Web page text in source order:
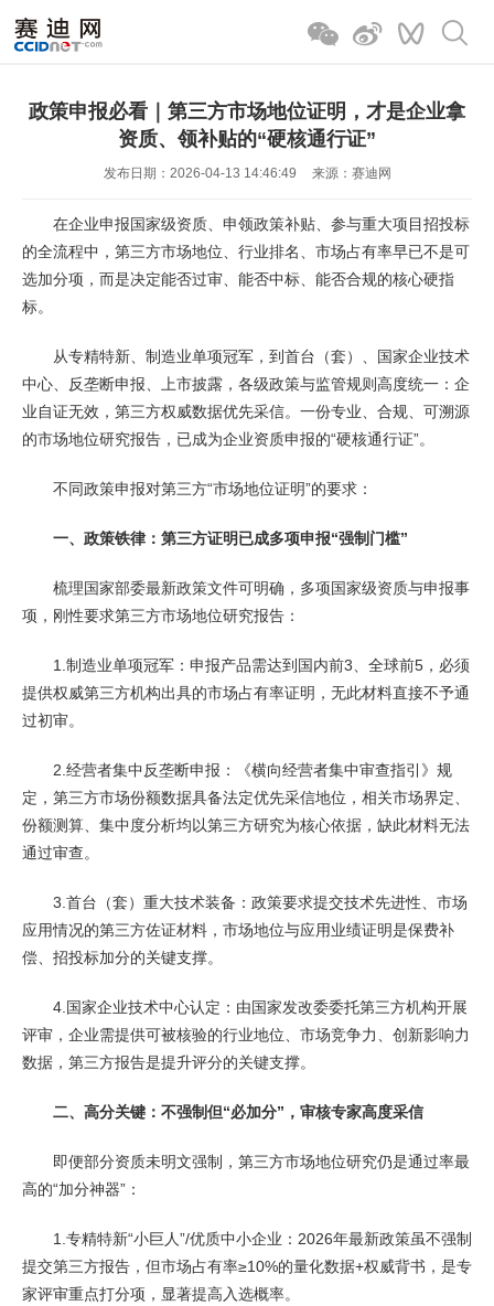
政策申报必看｜第三方市场地位证明，才是企业拿
资质、领补贴的“硬核通行证”
发布日期：2026-04-13 14:46:49 来源：赛迪网
在企业申报国家级资质、申领政策补贴、参与重大项目招投标
的全流程中，第三方市场地位、行业排名、市场占有率早已不是可
选加分项，而是决定能否过审、能否中标、能否合规的核心硬指
标。
从专精特新、制造业单项冠军，到首台（套）、国家企业技术
中心、反垄断申报、上市披露，各级政策与监管规则高度统一：企
业自证无效，第三方权威数据优先采信。一份专业、合规、可溯源
的市场地位研究报告，已成为企业资质申报的“硬核通行证”。
不同政策申报对第三方“市场地位证明”的要求：
一、政策铁律：第三方证明已成多项申报“强制门槛”
梳理国家部委最新政策文件可明确，多项国家级资质与申报事
项，刚性要求第三方市场地位研究报告：
1.制造业单项冠军：申报产品需达到国内前3、全球前5，必须
提供权威第三方机构出具的市场占有率证明，无此材料直接不予通
过初审。
2.经营者集中反垄断申报：《横向经营者集中审查指引》规
定，第三方市场份额数据具备法定优先采信地位，相关市场界定、
份额测算、集中度分析均以第三方研究为核心依据，缺此材料无法
通过审查。
3.首台（套）重大技术装备：政策要求提交技术先进性、市场
应用情况的第三方佐证材料，市场地位与应用业绩证明是保费补
偿、招投标加分的关键支撑。
4.国家企业技术中心认定：由国家发改委委托第三方机构开展
评审，企业需提供可被核验的行业地位、市场竞争力、创新影响力
数据，第三方报告是提升评分的关键支撑。
二、高分关键：不强制但“必加分”，审核专家高度采信
即便部分资质未明文强制，第三方市场地位研究仍是通过率最
高的“加分神器”：
1.专精特新“小巨人”/优质中小企业：2026年最新政策虽不强制
提交第三方报告，但市场占有率≥10%的量化数据+权威背书，是专
家评审重点打分项，显著提高入选概率。